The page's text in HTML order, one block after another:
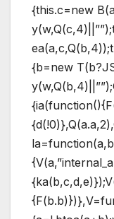
{this.c=new
{b=new